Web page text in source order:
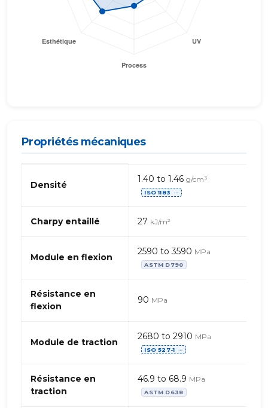
Propriétés mécaniques
mécaniques
Acetal
POM
d’aramide
Densité
1.40 to 1.46 g/cm³
ISO 1183 ⋯
Charpy entaillé 27 kJ/m²
Module en flexion
2590 to 3590 MPa
ASTM D790
Résistance en
flexion
90 MPa
Module de traction
2680 to 2910 MPa
ISO 527-1 ⋯
Résistance en
traction
46.9 to 68.9 MPa
ASTM D638